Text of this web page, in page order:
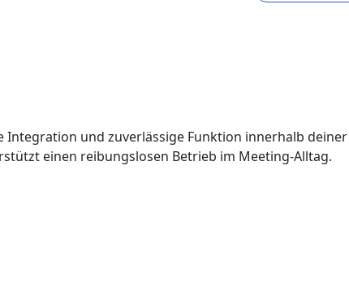
und zuverlässige Funktion innerhalb
einen reibungslosen Betrieb im Meeting‑Alltag.